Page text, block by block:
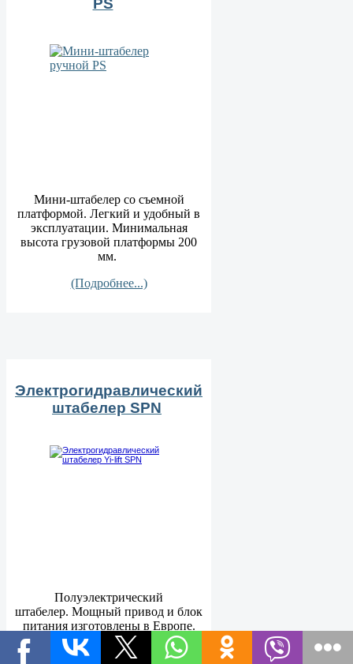
РS
Мини-штабелер со съемной
платформой. Легкий и удобный в
эксплуатации. Минимальная
высота грузовой платформы 200
мм.
(Подробнее...)
Электрогидравлический
штабелер SPN
Полуэлектрический
штабелер. Мощный привод и блок
питания изготовлены в Европе.
Высококачественная система
электронного управления.